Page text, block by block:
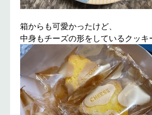
箱からも可愛かったけど、
中身もチーズの形をしているクッキ